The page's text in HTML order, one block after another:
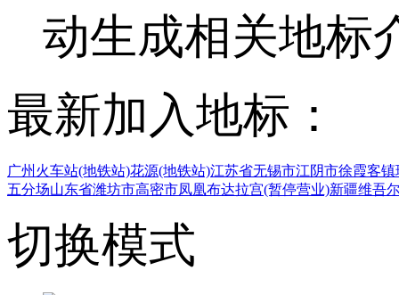
动生成相关地标
最新加入地标：
广州火车站(地铁站)花源(地铁站)江苏省无锡市江阴市徐霞客镇
五分场山东省潍坊市高密市凤凰布达拉宫(暂停营业)新疆维吾
切换模式